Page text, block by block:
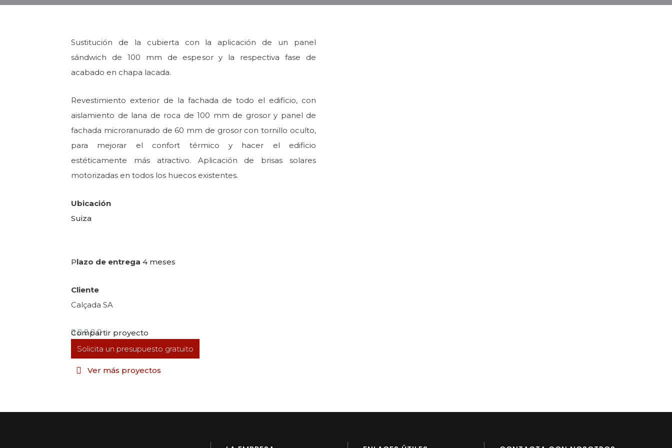
Sustitución de la cubierta con la aplicación de un panel
sándwich de 100 mm de espesor y la respectiva fase de
acabado en chapa lacada.
Revestimiento exterior de la fachada de todo el edificio, con
aislamiento de lana de roca de 100 mm de grosor y panel de
fachada microranurado de 60 mm de grosor con tornillo oculto,
para mejorar el confort térmico y hacer el edificio
estéticamente más atractivo. Aplicación de brisas solares
motorizadas en todos los huecos existentes.
Ubicación
Suiza
Plazo de entrega 4 meses
Cliente
Calçada SA
Compartir proyecto
Solicita un presupuesto gratuito
Ver más proyectos